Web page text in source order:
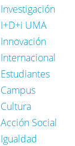
Investigación
I+D+i UMA
Innovación
Internacional
Estudiantes
Campus
Cultura
Acción Social
Igualdad